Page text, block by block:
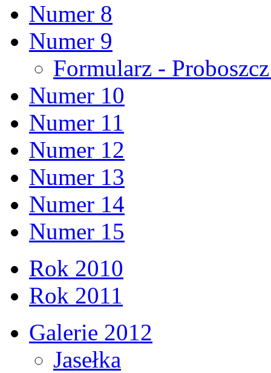
Numer 8
Numer 9
Formularz -
Numer 10
Numer 11
Numer 12
Numer 13
Numer 14
Numer 15
Rok 2010
Rok 2011
Galerie 2012
Jasełka